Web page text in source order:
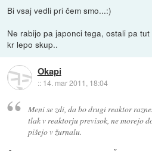
Bi vsaj vedli pri čem smo...:)
Ne rabijo pa japonci tega, ostali pa
kr lepo skup..
Okapi
:: 14. mar 2011, 18:04
Meni se zdi, da bo drugi reaktor
tlak v reaktorju previsok, ne morejo
pišejo v žurnalu.